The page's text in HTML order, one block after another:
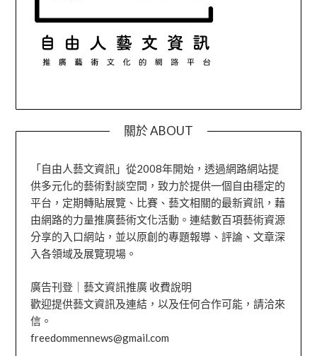
關於 ABOUT
「自由人藝文資訊」從2008年開始，透過網路網站提
供多元化的藝術對談空間，致力於提供一個自由穩定的
平台，定期轉貼展覽、比賽、藝文相關的最新資訊，藉
由網路的力量推廣藝術文化活動。連結數百項藝術資源
分享的入口網站，並以原創的專題報導、評論、文章深
入各領域及展覽現場。
廣告刊登｜藝文資訊推廣 收費說明
歡迎提供藝文資訊及連結，以及任何合作可能，請洽來
信。
freedommennews@gmail.com